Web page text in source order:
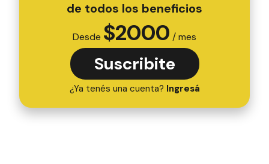
de todos los beneficios
Desde $2000 / mes
Suscribite
¿Ya tenés una cuenta? Ingresá